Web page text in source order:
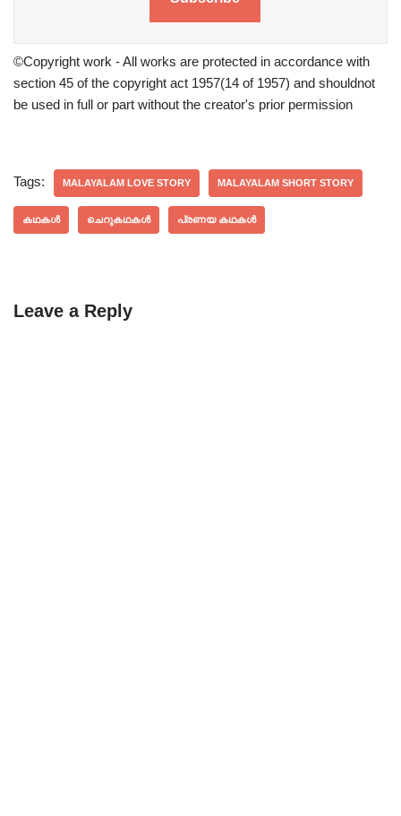
©Copyright work - All works are protected in accordance with
section 45 of the copyright act 1957(14 of 1957) and shouldnot
be used in full or part without the creator's prior permission
Tags: MALAYALAM LOVE STORY MALAYALAM SHORT STORY
കഥകൾ ചെറുകഥകൾ പ്രണയ കഥകൾ
Leave a Reply